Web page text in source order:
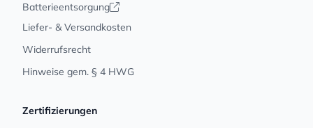
Batterieentsorgung
Liefer- & Versandkosten
Widerrufsrecht
Hinweise gem. § 4 HWG
Zertifizierungen